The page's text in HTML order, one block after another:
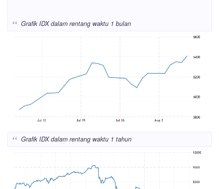
Grafik IDX dalam rentang waktu 1 bulan
Grafik IDX dalam rentang waktu 1 tahun